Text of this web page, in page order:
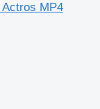
Actros MP4